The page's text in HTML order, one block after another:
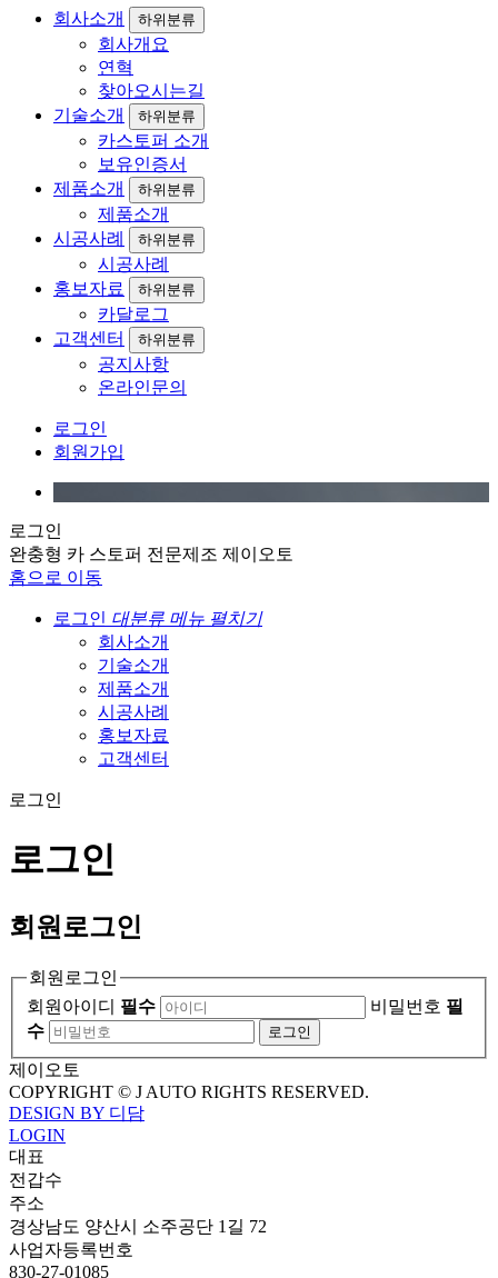
회사소개 하위분류
회사개요
연혁
찾아오시는길
기술소개
하위분류
카스토퍼 소개
보유인증서
제품소개
하위분류
제품소개
시공사례
하위분류
시공사례
홍보자료
하위분류
카달로그
고객센터
하위분류
공지사항
온라인문의
로그인
회원가입
로그인
완충형 카 스토퍼 전문제조 제이오토
홈으로 이동
로그인 대분류 메뉴 펼치기
회사소개
기술소개
제품소개
시공사례
홍보자료
고객센터
로그인
로그인
회원 로그인
회원로그인
회원아이디 필수 비밀번호 필
수
로그인
제이오토
COPYRIGHT © J AUTO RIGHTS RESERVED.
DESIGN BY 디담
LOGIN
대표
전갑수
주소
경상남도 양산시 소주공단 1길 72
사업자등록번호
830-27-01085